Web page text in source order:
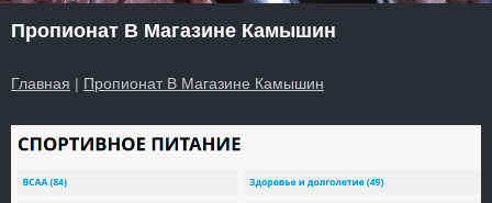
Пропионат В Магазине Камышин
Главная | Пропионат В Магазине Камышин